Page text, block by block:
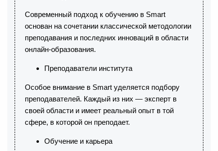
Современный подход к обучению в Smart
основан на сочетании классической методологии
преподавания и последних инноваций в области
онлайн-образования.
Преподаватели института
Особое внимание в Smart уделяется подбору
преподавателей. Каждый из них — эксперт в
своей области и имеет реальный опыт в той
сфере, в которой он преподает.
Обучение и карьера